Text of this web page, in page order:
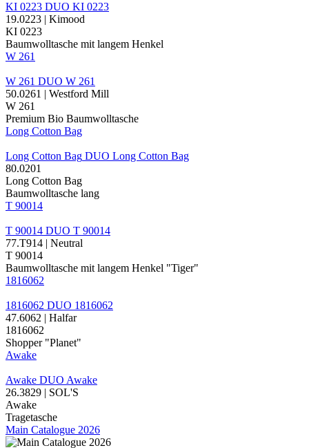
KI 0223 DUO KI 0223
19.0223 | Kimood
KI 0223
Baumwolltasche mit langem Henkel
W 261
W 261 DUO W 261
50.0261 | Westford Mill
W 261
Premium Bio Baumwolltasche
Long Cotton Bag
Long Cotton Bag DUO Long Cotton Bag
80.0201
Long Cotton Bag
Baumwolltasche lang
T 90014
T 90014 DUO T 90014
77.T914 | Neutral
T 90014
Baumwolltasche mit langem Henkel "Tiger"
1816062
1816062 DUO 1816062
47.6062 | Halfar
1816062
Shopper "Planet"
Awake
Awake DUO Awake
26.3829 | SOL'S
Awake
Tragetasche
Main Catalogue 2026